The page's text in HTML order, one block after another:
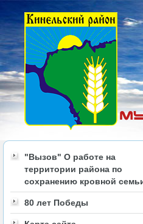
"Вызов" О работе на
территории района по
сохранению кровной
80 лет Победы